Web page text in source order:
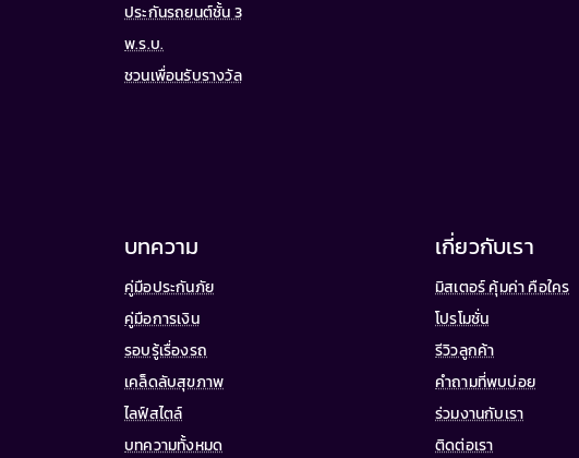
ประกันรถยนต์ชั้น 3
พ.ร.บ.
ชวนเพื่อนรับรางวัล
บทความ
คู่มือประกันภัย
คู่มือการเงิน
รอบรู้เรื่องรถ
เคล็ดลับสุขภาพ
ไลฟ์สไตล์
บทความทั้งหมด
เกี่ยวกับเรา
มิสเตอร์ คุ้มค่า คือใคร
โปรโมชั่น
รีวิวลูกค้า
คำถามที่พบบ่อย
ร่วมงานกับเรา
ติดต่อเรา